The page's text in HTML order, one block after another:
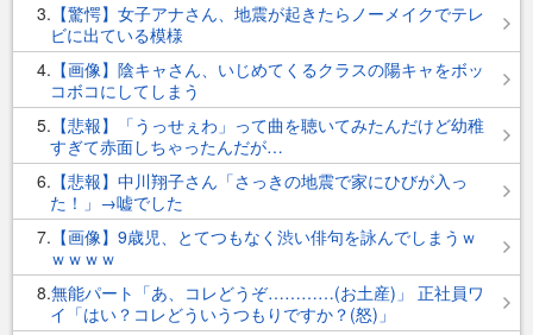
3
【驚愕】女子アナさん、地震が起きたらノーメイクでテレ
ビに出ている模様
4
【画像】陰キャさん、いじめてくるクラスの陽キャをボッ
コボコにしてしまう
5
【悲報】「うっせぇわ」って曲を聴いてみたんだけど幼稚
すぎて赤面しちゃったんだが…
6
【悲報】中川翔子さん「さっきの地震で家にひびが入っ
た！」→嘘でした
7
【画像】9歳児、とてつもなく渋い俳句を詠んでしまうｗ
ｗｗｗｗ
8 無能パート「あ、コレどうぞ…………(お土産)」 正社員ワ
イ「はい？コレどういうつもりですか？(怒)」